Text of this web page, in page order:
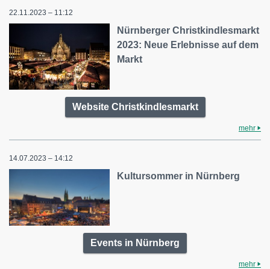
22.11.2023 – 11:12
Nürnberger Christkindlesmarkt
2023: Neue Erlebnisse auf dem
Markt
Website Christkindlesmarkt
mehr
14.07.2023 – 14:12
Kultursommer in Nürnberg
Events in Nürnberg
mehr